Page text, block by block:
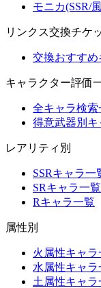
モニカ(SSR/
リンクス交換チケ
交換おすす
キャラクター評価
全キャラ検索
得意武器別
レアリティ別
SSRキャラ一
SRキャラ一覧
Rキャラ一覧
属性別
火属性キャラ
水属性キャラ
土属性キャラ